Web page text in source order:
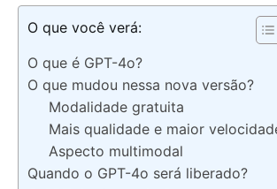
O que você verá:
O que é GPT-4o?
O que mudou nessa nova versão?
Modalidade gratuita
Mais qualidade e maior
Aspecto multimodal
Quando o GPT-4o será liberado?